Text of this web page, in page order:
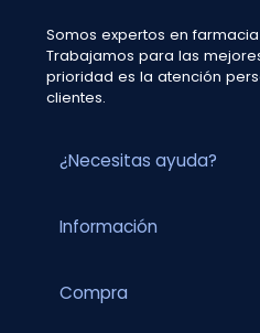
Somos expertos en
Trabajamos para las
prioridad es la atención
clientes.
¿Necesitas ayuda?
Información
Compra